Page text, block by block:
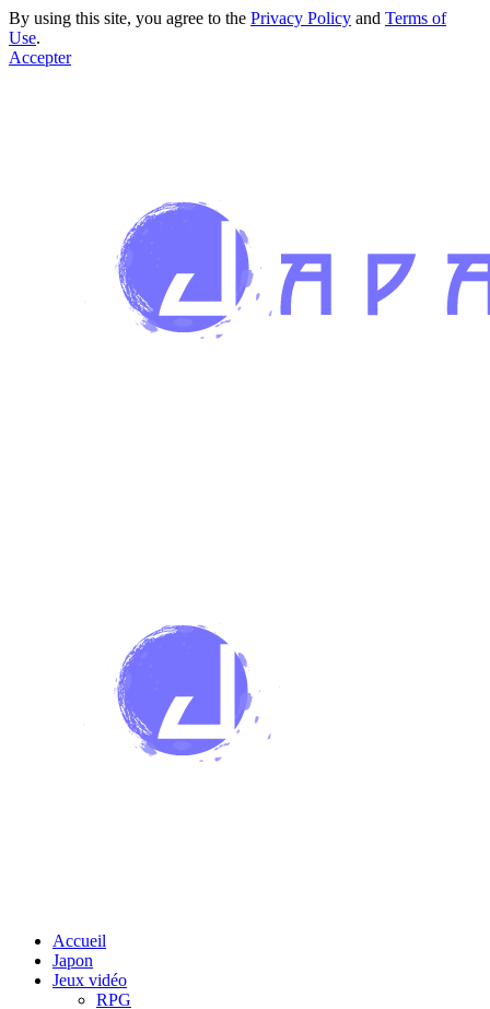
By using this site, you agree to the Privacy Policy and Terms of
Use.
Accepter
Accueil
Japon
Jeux vidéo
RPG